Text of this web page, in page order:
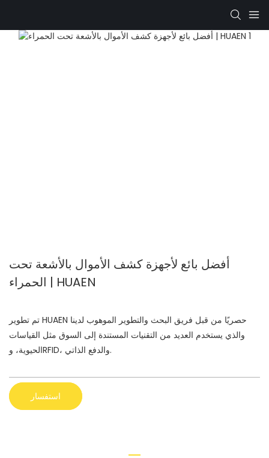
أفضل بائع لأجهزة كشف الأموال بالأشعة تحت
الحمراء | HUAEN
تم تطوير HUAEN حصريًا من قبل فريق البحث والتطوير الموهوب لدينا
والذي يستخدم العديد من التقنيات المستندة إلى السوق مثل القياسات
الحيوية، وRFID، والدفع الذاتي.
استفسار